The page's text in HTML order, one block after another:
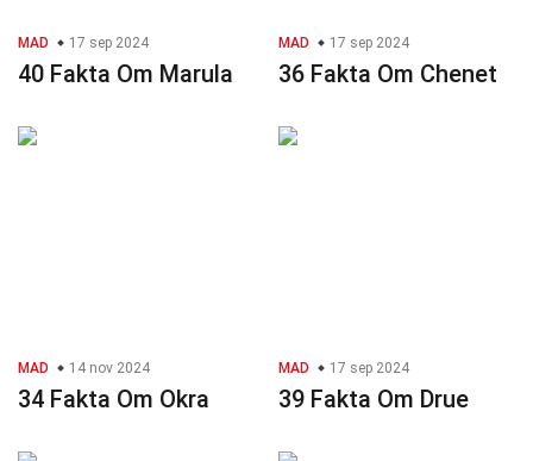
MAD 17 sep 2024
40 Fakta Om Marula
MAD 17 sep 2024
36 Fakta Om Chenet
MAD 14 nov 2024
34 Fakta Om Okra
MAD 17 sep 2024
39 Fakta Om Drue